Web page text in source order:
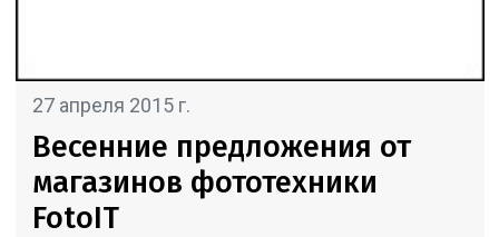
27 апреля 2015 г.
Весенние предложения от
магазинов фототехники
FotoIT